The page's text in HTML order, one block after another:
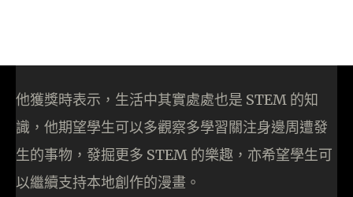
他獲獎時表示，生活中其實處處也是 STEM 的知
識，他期望學生可以多觀察多學習關注身邊周遭發
生的事物，發掘更多 STEM 的樂趣，亦希望學生可
以繼續支持本地創作的漫畫。